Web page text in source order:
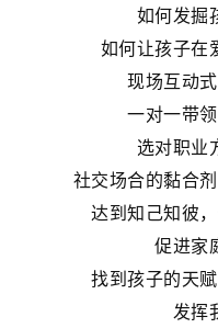
如何发掘
如何让孩子在
现场互动
一对一带
选对职业
社交场合的黏合
达到知己知彼
促进家
找到孩子的天
发挥